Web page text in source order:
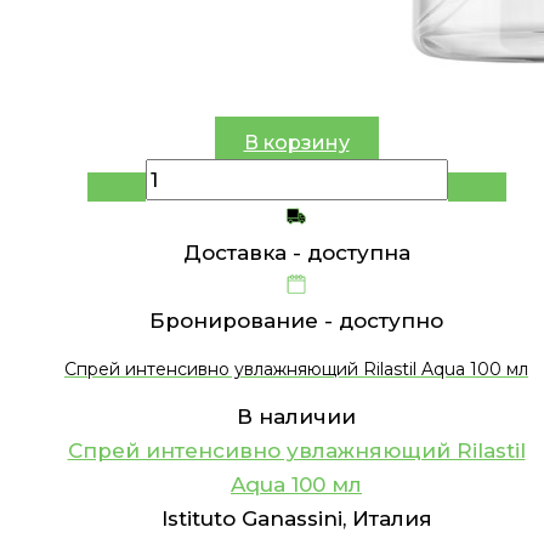
В корзину
Доставка - доступна
Бронирование - доступно
Спрей интенсивно увлажняющий Rilastil Aqua 100 мл
В наличии
Спрей интенсивно увлажняющий Rilastil
Aqua 100 мл
Istituto Ganassini, Италия